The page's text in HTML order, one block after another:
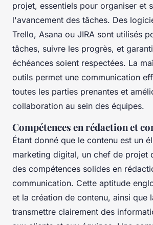
projet, essentiels pour organiser et
l'avancement des tâches. Des
Trello, Asana ou JIRA sont utilisés
tâches, suivre les progrès, et
échéances soient respectées. La
outils permet une communication
toutes les parties prenantes et
collaboration au sein des équipes.
Compétences en rédaction et
Étant donné que le contenu est un
marketing digital, un chef de projet
des compétences solides en
communication. Cette aptitude
et la création de contenu, ainsi que
transmettre clairement des